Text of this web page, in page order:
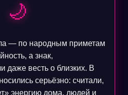
🌙
— по народным приметам
а знак,
даже весть о близких. В
серьёзно: считали,
энергию дома, людей и